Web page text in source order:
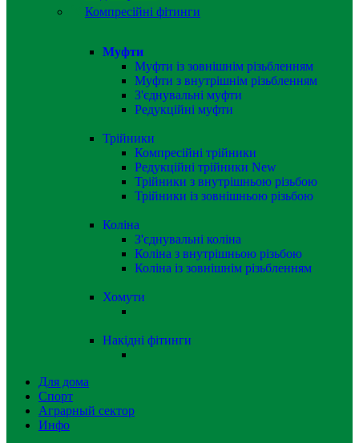
Компресійні фітинги
Муфти
Муфти із зовнішнім різьбленням
Муфти з внутрішнім різьбленням
З'єднувальні муфти
Редукційні муфти
Трійники
Компресійні трійники
Редукційні трійники New
Трійники з внутрішньою різьбою
Трійники із зовнішньою різьбою
Коліна
З'єднувальні коліна
Коліна з внутрішньою різьбою
Коліна із зовнішнім різьбленням
Хомути
Накідні фітинги
Для дома
Спорт
Аграрный сектор
Инфо